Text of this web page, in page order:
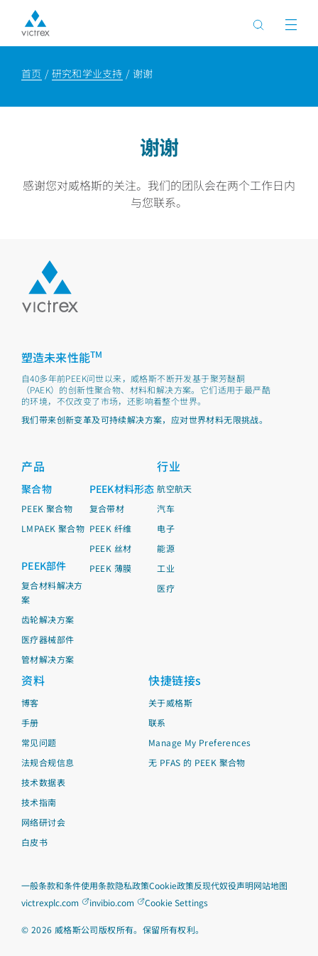
首页 研究和学业支持 谢谢
谢谢
感谢您对威格斯的关注。我们的团队会在两个工作日内
与您联系。
塑造未来性能TM
自40多年前PEEK问世以来，威格斯不断开发基于聚芳醚酮
（PAEK）的创新性聚合物、材料和解决方案。它们适用于最严酷
的环境，不仅改变了市场，还影响着整个世界。
我们带来创新变革及可持续解决方案，应对世界材料无限挑战。
产品
聚合物
PEEK 聚合物
LMPAEK 聚合物
PEEK部件
复合材料解决方
案
齿轮解决方案
医疗器械部件
管材解决方案
PEEK材料形态
复合带材
PEEK 纤维
PEEK 丝材
PEEK 薄膜
行业
航空航天
汽车
电子
能源
工业
医疗
资料
博客
手册
常见问题
法规合规信息
技术数据表
技术指南
网络研讨会
白皮书
快捷链接s
关于威格斯
联系
Manage My Preferences
无 PFAS 的 PEEK 聚合物
一般条款和条件使用条款隐私政策Cookie政策反现代奴役声明网站地图
victrexplc.com
invibio.com Cookie Settings
© 2026 威格斯公司版权所有。保留所有权利。